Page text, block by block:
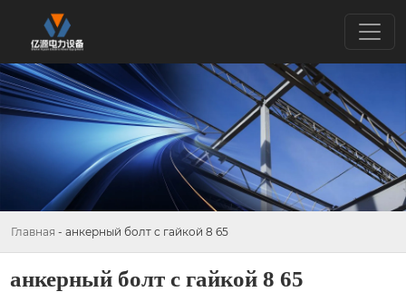
Главная - анкерный болт с гайкой 8 65
анкерный болт с гайкой 8 65